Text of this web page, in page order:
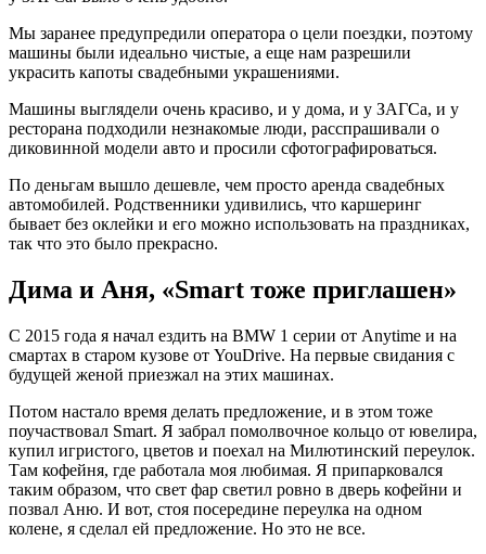
Мы заранее предупредили оператора о цели поездки, поэтому
машины были идеально чистые, а еще нам разрешили
украсить капоты свадебными украшениями.
Машины выглядели очень красиво, и у дома, и у ЗАГСа, и у
ресторана подходили незнакомые люди, расспрашивали о
диковинной модели авто и просили сфотографироваться.
По деньгам вышло дешевле, чем просто аренда свадебных
автомобилей. Родственники удивились, что каршеринг
бывает без оклейки и его можно использовать на праздниках,
так что это было прекрасно.
Дима и Аня, «Smart тоже приглашен»
С 2015 года я начал ездить на BMW 1 серии от Anytime и на
смартах в старом кузове от YouDrive. На первые свидания с
будущей женой приезжал на этих машинах.
Потом настало время делать предложение, и в этом тоже
поучаствовал Smart. Я забрал помолвочное кольцо от ювелира,
купил игристого, цветов и поехал на Милютинский переулок.
Там кофейня, где работала моя любимая. Я припарковался
таким образом, что свет фар светил ровно в дверь кофейни и
позвал Аню. И вот, стоя посередине переулка на одном
колене, я сделал ей предложение. Но это не все.